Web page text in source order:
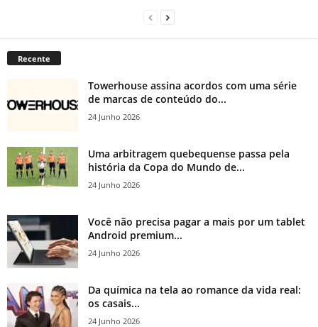
Recente
Towerhouse assina acordos com uma série
de marcas de conteúdo do...
24 Junho 2026
Uma arbitragem quebequense passa pela
história da Copa do Mundo de...
24 Junho 2026
Você não precisa pagar a mais por um tablet
Android premium...
24 Junho 2026
Da química na tela ao romance da vida real:
os casais...
24 Junho 2026